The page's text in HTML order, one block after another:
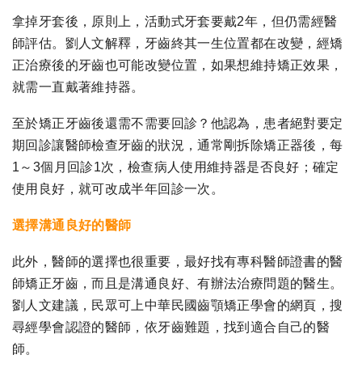
拿掉牙套後，原則上，活動式牙套要戴2年，但仍需經醫
師評估。劉人文解釋，牙齒終其一生位置都在改變，經矯
正治療後的牙齒也可能改變位置，如果想維持矯正效果，
就需一直戴著維持器。
至於矯正牙齒後還需不需要回診？他認為，患者絕對要定
期回診讓醫師檢查牙齒的狀況，通常剛拆除矯正器後，每
1～3個月回診1次，檢查病人使用維持器是否良好；確定
使用良好，就可改成半年回診一次。
選擇溝通良好的醫師
此外，醫師的選擇也很重要，最好找有專科醫師證書的醫
師矯正牙齒，而且是溝通良好、有辦法治療問題的醫生。
劉人文建議，民眾可上中華民國齒顎矯正學會的網頁，搜
尋經學會認證的醫師，依牙齒難題，找到適合自己的醫
師。